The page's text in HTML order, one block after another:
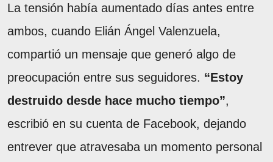
La tensión había aumentado días antes entre
ambos, cuando Elián Ángel Valenzuela,
compartió un mensaje que generó algo de
preocupación entre sus seguidores. “Estoy
destruido desde hace mucho tiempo”,
escribió en su cuenta de Facebook, dejando
entrever que atravesaba un momento personal